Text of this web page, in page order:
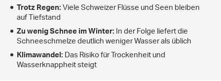
Trotz Regen:Viele Schweizer Flüsse und Seen bleiben
auf Tiefstand
Zu wenig Schnee im Winter:In der Folge liefert die
Schneeschmelze deutlich weniger Wasser als üblich
Klimawandel:Das Risiko für Trockenheit und
Wasserknappheit steigt